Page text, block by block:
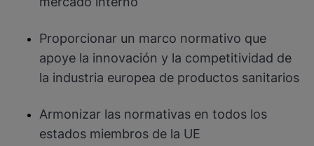
Proporcionar un marco normativo que
apoye la innovación y la competitividad de
la industria europea de productos sanitarios
Armonizar las normativas en todos los
estados miembros de la UE